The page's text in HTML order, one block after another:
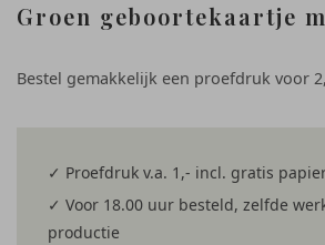
Groen geboortekaartje
Bestel gemakkelijk een proefdruk voor
✓ Proefdruk v.a. 1,- incl. gratis
✓ Voor 18.00 uur besteld, zelfde
productie